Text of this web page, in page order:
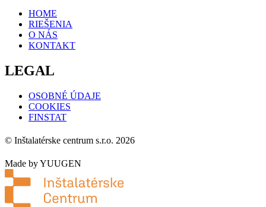
HOME
RIEŠENIA
O NÁS
KONTAKT
LEGAL
OSOBNÉ ÚDAJE
COOKIES
FINSTAT
© Inštalatérske centrum s.r.o. 2026
Made by YUUGEN